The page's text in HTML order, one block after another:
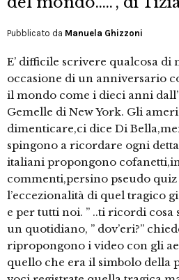
Pubblicato da Manuela Ghizzoni
E’ difficile scrivere qualcosa di
occasione di un anniversario
il mondo come i dieci anni
Gemelle di New York. Gli
dimenticare,ci dice Di
spingono a ricordare ogni
italiani propongono
commenti,persino pseudo
l’eccezionalità di quel tragico
e per tutti noi. ” ..ti ricordi cosa
un quotidiano, ” dov’eri?”
ripropongono i video con gli
quello che era il simbolo della